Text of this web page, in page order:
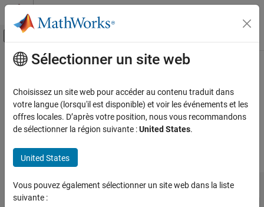
Passer au contenu
Activer/désactiver l'affichage du menu
Voir par: Catégorie
Using MATLAB
MATLAB
Using Simulink
Simulink
Simulink Copilot
Contenu principal
MATLAB Notes de version
Rapports de bugs
Correctifs de bugs
expand all in page
| Portée de la version :
Version de début
toVersion de finIncompatibilités
Points forts
Trier par :
Sélectionner un site web
Choisissez un site web pour accéder au contenu traduit dans
votre langue (lorsqu'il est disponible) et voir les événements et les
offres locales. D’après votre position, nous vous recommandons
de sélectionner la région suivante :United States.
United States
Vous pouvez également sélectionner un site web dans la liste
suivante :